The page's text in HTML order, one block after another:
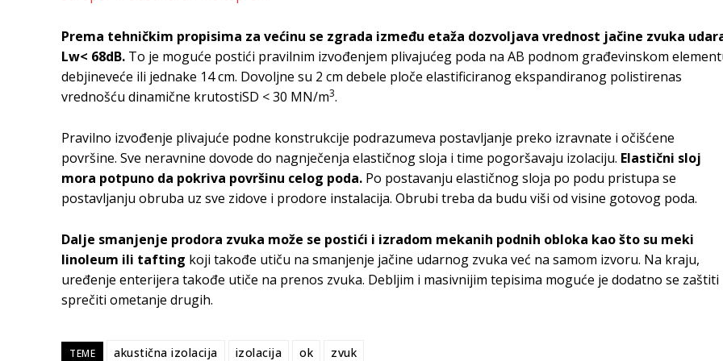
Prema tehničkim propisima za većinu se zgrada između etaža dozvoljava vrednost jačine zvuka
Lw< 68dB. To je moguće postići pravilnim izvođenjem plivajućeg poda na AB podnom građevinskom
debjineveće ili jednake 14 cm. Dovoljne su 2 cm debele ploče elastificiranog ekspandiranog polistirenas
vrednošću dinamične krutostiSD < 30 MN/m3.
Pravilno izvođenje plivajuće podne konstrukcije podrazumeva postavljanje preko izravnate i očišćene
površine. Sve neravnine dovode do nagnječenja elastičnog sloja i time pogoršavaju izolaciju. Elastični sloj
mora potpuno da pokriva površinu celog poda. Po postavanju elastičnog sloja po podu pristupa se
postavljanju obruba uz sve zidove i prodore instalacija. Obrubi treba da budu viši od visine gotovog poda.
Dalje smanjenje prodora zvuka može se postići i izradom mekanih podnih obloka kao što su meki
linoleum ili tafting koji takođe utiču na smanjenje jačine udarnog zvuka već na samom izvoru. Na kraju,
uređenje enterijera takođe utiče na prenos zvuka. Debljim i masivnijim tepisima moguće je dodatno se zaštiti
sprečiti ometanje drugih.
TEME akustična izolacija izolacija ok zvuk